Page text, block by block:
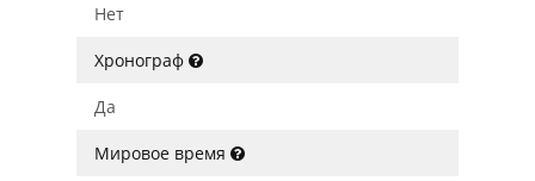
Нет
Хронограф
Да
Мировое время